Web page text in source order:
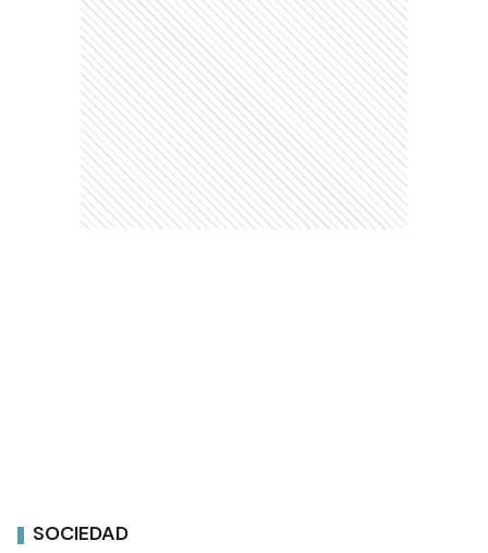
SOCIEDAD